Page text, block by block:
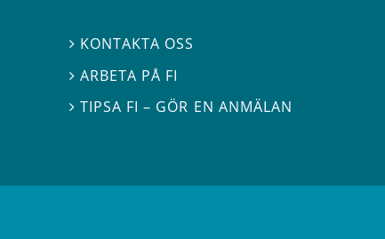
 KONTAKTA OSS
 ARBETA PÅ FI
TIPSA FI – GÖR EN ANMÄLAN